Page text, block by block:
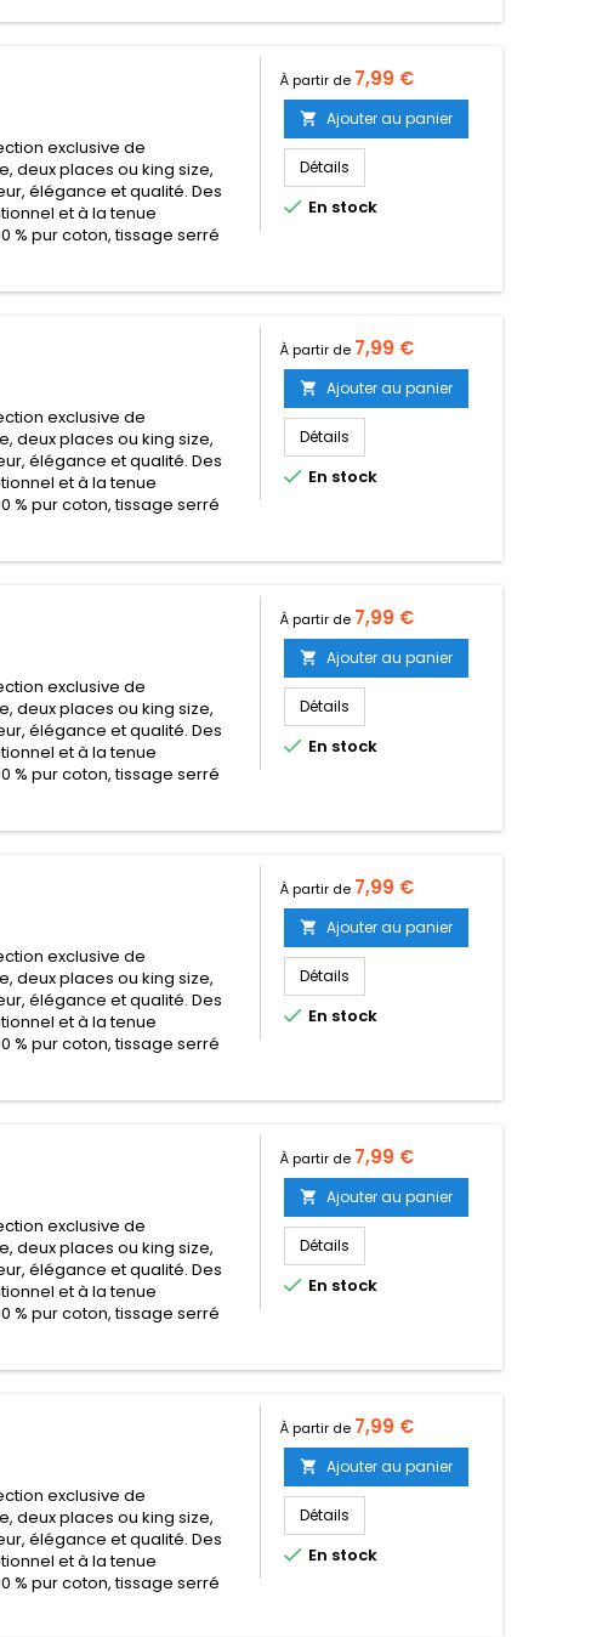
exclusive de
deux places ou king size,
élégance et qualité. Des
et à la tenue
% pur coton, tissage serré
À partir de Prix
7,99 €
 Ajouter au panier
Détails
 En stock
exclusive de
deux places ou king size,
élégance et qualité. Des
et à la tenue
% pur coton, tissage serré
À partir de Prix
7,99 €
 Ajouter au panier
Détails
 En stock
exclusive de
deux places ou king size,
élégance et qualité. Des
et à la tenue
% pur coton, tissage serré
À partir de Prix
7,99 €
 Ajouter au panier
Détails
 En stock
exclusive de
deux places ou king size,
élégance et qualité. Des
et à la tenue
% pur coton, tissage serré
À partir de Prix
7,99 €
 Ajouter au panier
Détails
 En stock
exclusive de
deux places ou king size,
élégance et qualité. Des
et à la tenue
% pur coton, tissage serré
À partir de Prix
7,99 €
 Ajouter au panier
Détails
 En stock
exclusive de
deux places ou king size,
élégance et qualité. Des
et à la tenue
% pur coton, tissage serré
À partir de Prix
7,99 €
 Ajouter au panier
Détails
 En stock